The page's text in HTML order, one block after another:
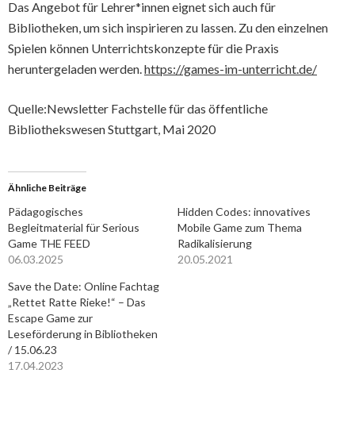
Das Angebot für Lehrer*innen eignet sich auch für
Bibliotheken, um sich inspirieren zu lassen. Zu den einzelnen
Spielen können Unterrichtskonzepte für die Praxis
heruntergeladen werden.https://games-im-unterricht.de/
Quelle:Newsletter Fachstelle für das öffentliche
Bibliothekswesen Stuttgart, Mai 2020
Ähnliche Beiträge
Pädagogisches
Begleitmaterial für Serious
Game THE FEED
06.03.2025
Hidden Codes: innovatives
Mobile Game zum Thema
Radikalisierung
20.05.2021
Save the Date: Online Fachtag
„Rettet Ratte Rieke!“ – Das
Escape Game zur
Leseförderung in Bibliotheken
/ 15.06.23
17.04.2023